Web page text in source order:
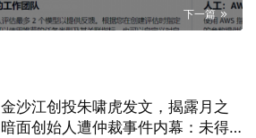
下一篇
金沙江创投朱啸虎发文，揭露月之
暗面创始人遭仲裁事件内幕：未得